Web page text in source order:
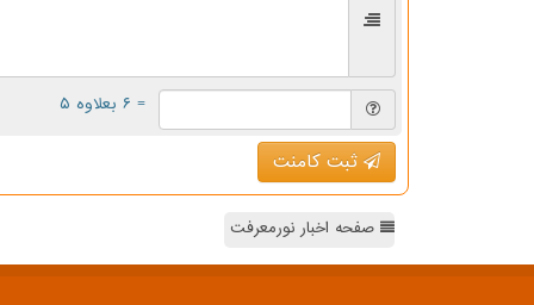
= ۶ بعلاوه ۵
ثبت کامنت
صفحه اخبار نورمعرفت